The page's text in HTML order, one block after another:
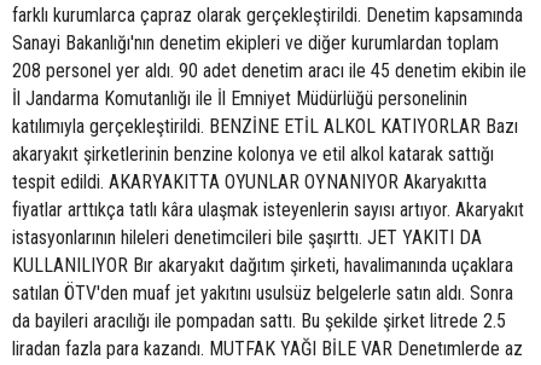
farklı kurumlarca çapraz olarak gerçekleştirildi. Denetim kapsamında
Sanayi Bakanlığı'nın denetim ekipleri ve diğer kurumlardan toplam
208 personel yer aldı. 90 adet denetim aracı ile 45 denetim ekibin ile
İl Jandarma Komutanlığı ile İl Emniyet Müdürlüğü personelinin
katılımıyla gerçekleştirildi. BENZİNE ETİL ALKOL KATIYORLAR Bazı
akaryakıt şirketlerinin benzine kolonya ve etil alkol katarak sattığı
tespit edildi. AKARYAKITTA OYUNLAR OYNANIYOR Akaryakıtta
fiyatlar arttıkça tatlı kâra ulaşmak isteyenlerin sayısı artıyor. Akaryakıt
istasyonlarının hileleri denetimcileri bile şaşırttı. JET YAKITI DA
KULLANILIYOR Bır akaryakıt dağıtım şirketi, havalimanında uçaklara
satılan ÖTV'den muaf jet yakıtını usulsüz belgelerle satın aldı. Sonra
da bayileri aracılığı ile pompadan sattı. Bu şekilde şirket litrede 2.5
liradan fazla para kazandı. MUTFAK YAĞI BİLE VAR Denetımlerde az